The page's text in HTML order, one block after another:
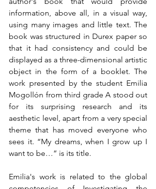
information, above all, in a visual way,
using many images and little text. The
book was structured in Durex paper so
that it had consistency and could be
displayed as a three-dimensional artistic
object in the form of a booklet. The
work presented by the student Emilia
Mogollón from third grade A stood out
for its surprising research and its
aesthetic level, apart from a very special
theme that has moved everyone who
sees it. “My dreams, when I grow up I
want to be…” is its title.
Emilia's work is related to the global